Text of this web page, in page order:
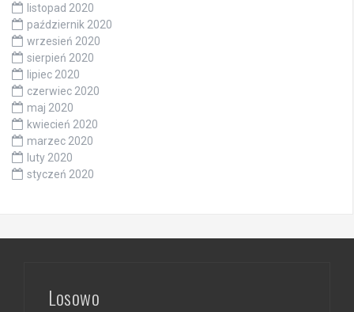
listopad 2020
październik 2020
wrzesień 2020
sierpień 2020
lipiec 2020
czerwiec 2020
maj 2020
kwiecień 2020
marzec 2020
luty 2020
styczeń 2020
Losowo